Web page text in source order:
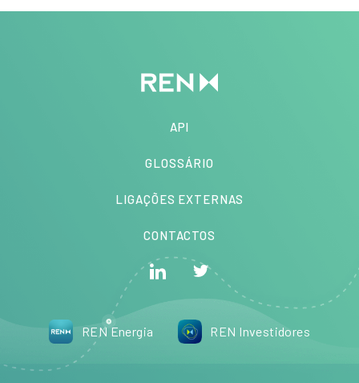
API
GLOSSÁRIO
LIGAÇÕES EXTERNAS
CONTACTOS
REN Energia REN Investidores